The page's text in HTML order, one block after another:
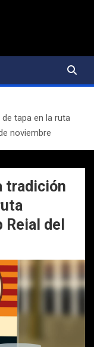
tapa en la ruta
noviembre
tradición
del